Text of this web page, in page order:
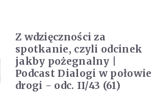
Z wdzięczności za
spotkanie, czyli odcinek
jakby pożegnalny |
Podcast Dialogi w połowie
drogi - odc. II/43 (61)